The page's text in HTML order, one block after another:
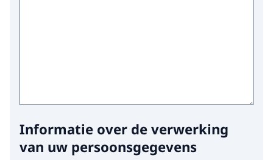
Informatie over de verwerking
van uw persoonsgegevens